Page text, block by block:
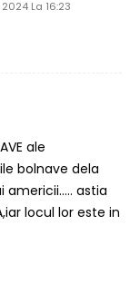
La 16:23
ale
bolnave dela
americii….. astia
locul lor este in